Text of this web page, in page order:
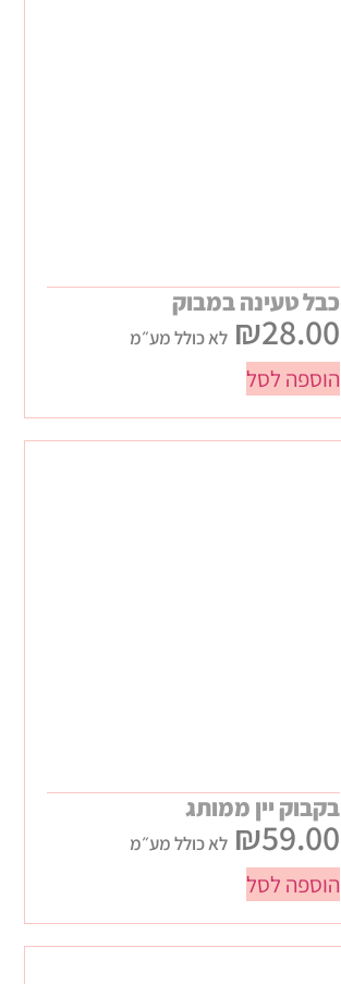
כבל טעינה במבוק
₪28.00 לא כולל מע״מ
הוספה לסל
בקבוק יין ממותג
₪59.00 לא כולל מע״מ
הוספה לסל